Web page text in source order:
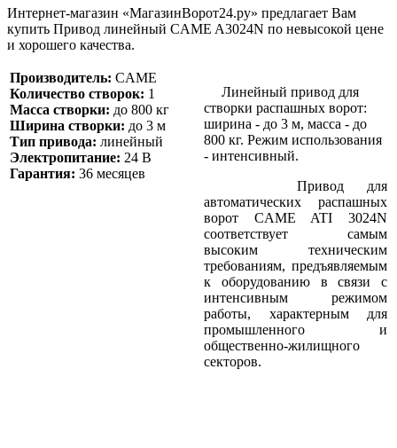
Интернет-магазин «МагазинВорот24.ру» предлагает Вам
купить Привод линейный CAME A3024N по невысокой цене
и хорошего качества.
Производитель: CAME
Количество створок: 1
Масса створки: до 800 кг
Ширина створки: до 3 м
Тип привода: линейный
Электропитание: 24 В
Гарантия: 36 месяцев
Линейный привод для
створки распашных ворот:
ширина - до 3 м, масса - до
800 кг. Режим использования
- интенсивный.
Привод для
автоматических распашных
ворот CAME ATI 3024N
соответствует самым
высоким техническим
требованиям, предъявляемым
к оборудованию в связи с
интенсивным режимом
работы, характерным для
промышленного и
общественно-жилищного
секторов.